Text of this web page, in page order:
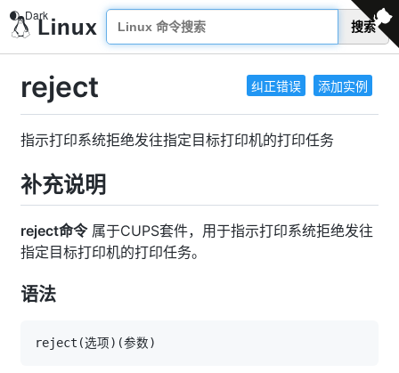
搜索
纠正错误 添加实例
reject
指示打印系统拒绝发往指定目标打印机的打印任务
补充说明
reject命令属于CUPS套件，用于指示打印系统拒绝发往
指定目标打印机的打印任务。
语法
reject (选项) (参数)